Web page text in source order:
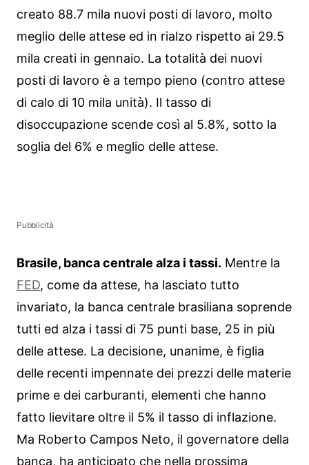
creato 88.7 mila nuovi posti di lavoro, molto
meglio delle attese ed in rialzo rispetto ai 29.5
mila creati in gennaio. La totalità dei nuovi
posti di lavoro è a tempo pieno (contro attese
di calo di 10 mila unità). Il tasso di
disoccupazione scende così al 5.8%, sotto la
soglia del 6% e meglio delle attese.
Pubblicità
Brasile, banca centrale alza i tassi. Mentre la
FED, come da attese, ha lasciato tutto
invariato, la banca centrale brasiliana soprende
tutti ed alza i tassi di 75 punti base, 25 in più
delle attese. La decisione, unanime, è figlia
delle recenti impennate dei prezzi delle materie
prime e dei carburanti, elementi che hanno
fatto lievitare oltre il 5% il tasso di inflazione.
Ma Roberto Campos Neto, il governatore della
banca, ha anticipato che nella prossima